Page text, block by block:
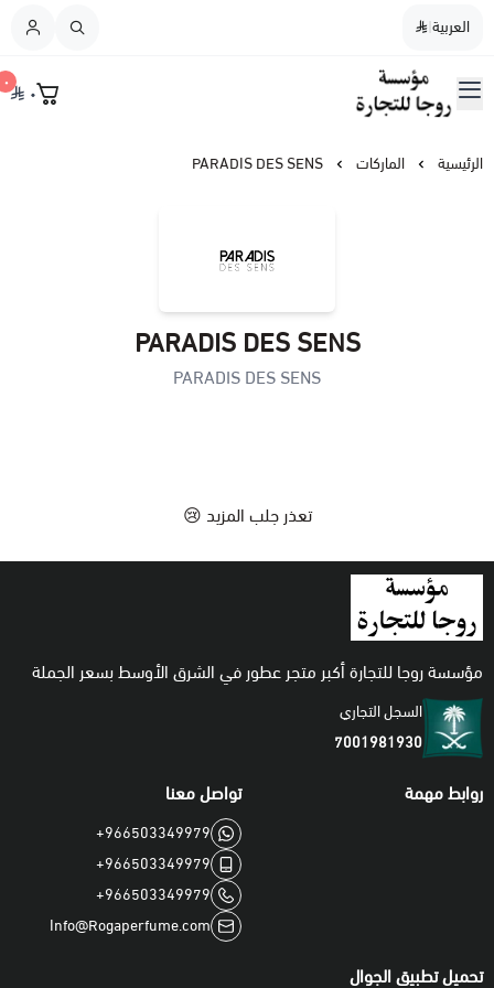
العربية|
مؤسسة روجا للتجارة
٠ ٠ القائمة الرئيسية
نسائيالرئيسية الماركات PARADIS DES SENS
PARADIS DES SENS
PARADIS DES SENS
تعذر جلب المزيد 😢
مؤسسة روجا للتجارة أكبر متجر عطور في الشرق الأوسط بسعر الجملة
السجل التجاري
7001981930
روابط مهمة تواصل معنا
+966503349979
+966503349979
+966503349979
Info@Rogaperfume.com
تحميل تطبيق الجوال